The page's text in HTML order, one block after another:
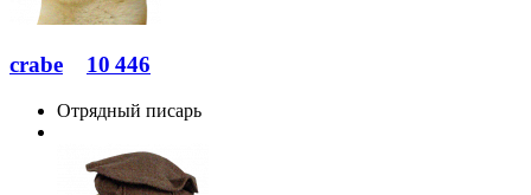
crabe 10 446
Отрядный писарь